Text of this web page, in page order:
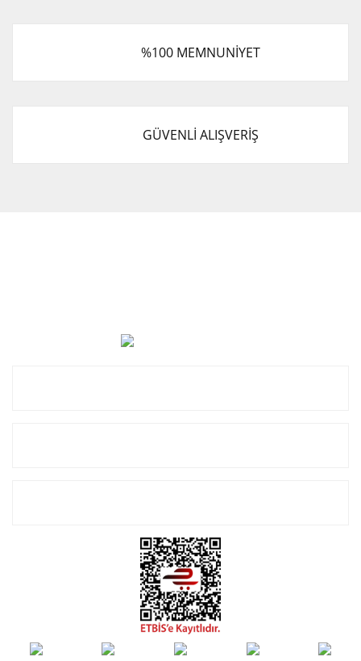
%100 MEMNUNİYET
GÜVENLİ ALIŞVERİŞ